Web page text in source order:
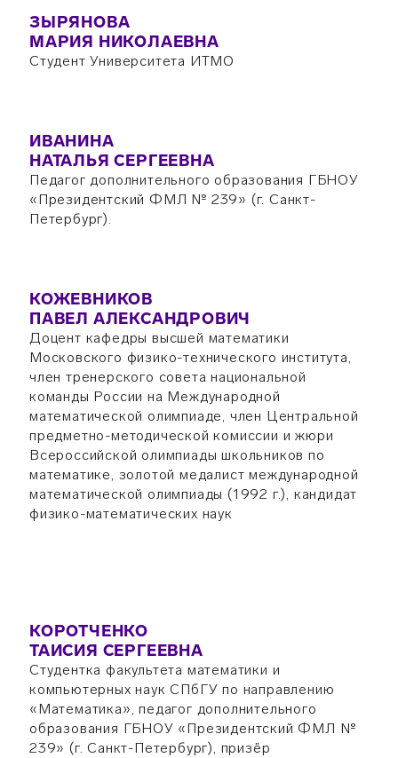
ЗЫРЯНОВА
МАРИЯ НИКОЛАЕВНА
Студент Университета ИТМО
ИВАНИНА
НАТАЛЬЯ СЕРГЕЕВНА
Педагог дополнительного образования ГБНОУ
«Президентский ФМЛ № 239» (г. Санкт-
Петербург).
КОЖЕВНИКОВ
ПАВЕЛ АЛЕКСАНДРОВИЧ
Доцент кафедры высшей математики
Московского физико-технического института,
член тренерского совета национальной
команды России на Международной
математической олимпиаде, член Центральной
предметно-методической комиссии и жюри
Всероссийской олимпиады школьников по
математике, золотой медалист международной
математической олимпиады (1992 г.), кандидат
физико-математических наук
КОРОТЧЕНКО
ТАИСИЯ СЕРГЕЕВНА
Студентка факультета математики и
компьютерных наук СПбГУ по направлению
«Математика», педагог дополнительного
образования ГБНОУ «Президентский ФМЛ №
239» (г. Санкт-Петербург), призёр